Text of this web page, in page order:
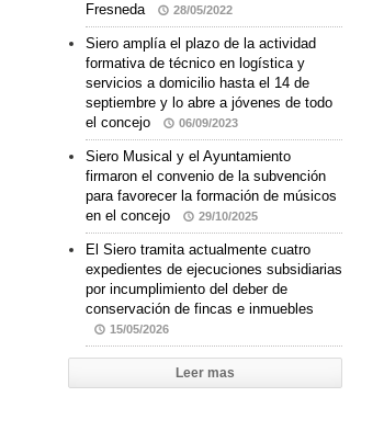
Fresneda
28/05/2022
Siero amplía el plazo de la actividad
formativa de técnico en logística y
servicios a domicilio hasta el 14 de
septiembre y lo abre a jóvenes de todo
el concejo
06/09/2023
Siero Musical y el Ayuntamiento
firmaron el convenio de la subvención
para favorecer la formación de músicos
en el concejo
29/10/2025
El Siero tramita actualmente cuatro
expedientes de ejecuciones subsidiarias
por incumplimiento del deber de
conservación de fincas e inmuebles
15/05/2026
Leer mas